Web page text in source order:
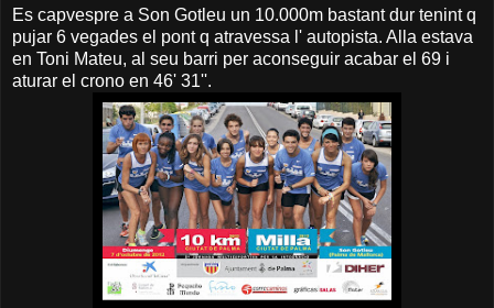
Es capvespre a Son Gotleu un 10.000m bastant dur tenint q
pujar 6 vegades el pont q atravessa l' autopista. Alla estava
en Toni Mateu, al seu barri per aconseguir acabar el 69 i
aturar el crono en 46' 31''.